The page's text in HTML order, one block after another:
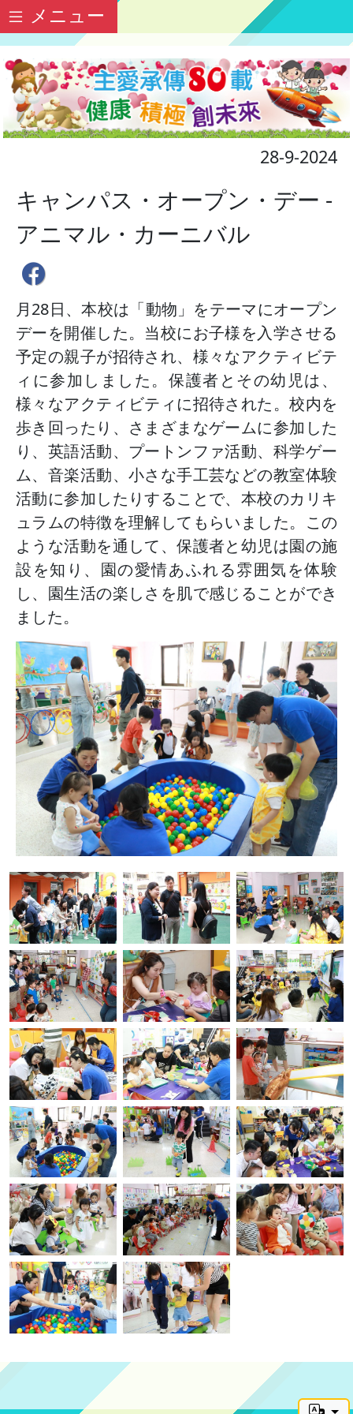
メニュー
28-9-2024
キャンパス・オープン・デー -
アニマル・カーニバル
月28日、本校は「動物」をテーマにオープン
デーを開催した。当校にお子様を入学させる
予定の親子が招待され、様々なアクティビテ
ィに参加しました。保護者とその幼児は、
様々なアクティビティに招待された。校内を
歩き回ったり、さまざまなゲームに参加した
り、英語活動、プートンファ活動、科学ゲー
ム、音楽活動、小さな手工芸などの教室体験
活動に参加したりすることで、本校のカリキ
ュラムの特徴を理解してもらいました。この
ような活動を通して、保護者と幼児は園の施
設を知り、園の愛情あふれる雰囲気を体験
し、園生活の楽しさを肌で感じることができ
ました。